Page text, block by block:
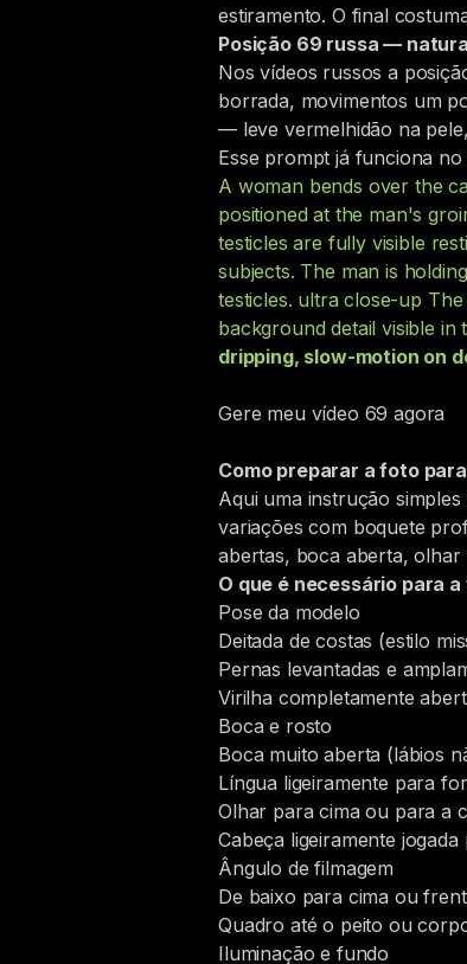
estiramento. O final
Posição 69 russa —
Nos vídeos russos a
borrada, movimentos um
— leve vermelhidão na
Esse prompt já funciona
A woman bends over the
positioned at the man's
testicles are fully visible
subjects. The man is
testicles. ultra close-up
background detail visible
dripping, slow-motion on
Gere meu vídeo 69 agora
Como preparar a foto
Aqui uma instrução
variações com boquete
abertas, boca aberta, olhar
O que é necessário para
Pose da modelo
Deitada de costas (estilo
Pernas levantadas e
Virilha completamente
Boca e rosto
Boca muito aberta (lábios
Língua ligeiramente para
Olhar para cima ou para a
Cabeça ligeiramente
Ângulo de filmagem
De baixo para cima ou
Quadro até o peito ou
Iluminação e fundo